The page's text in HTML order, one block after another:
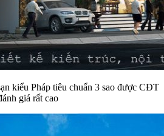
kiểu Pháp tiêu chuẩn 3 sao được CĐT
giá rất cao